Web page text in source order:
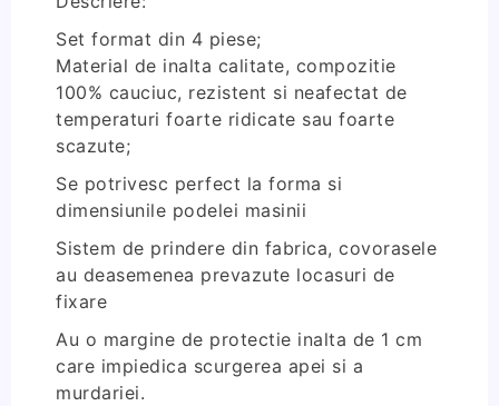
Set format din 4 piese;
Material de inalta calitate, compozitie
100% cauciuc, rezistent si neafectat de
temperaturi foarte ridicate sau foarte
scazute;
Se potrivesc perfect la forma si
dimensiunile podelei masinii
Sistem de prindere din fabrica, covorasele
au deasemenea prevazute locasuri de
fixare
Au o margine de protectie inalta de 1 cm
care impiedica scurgerea apei si a
murdariei.